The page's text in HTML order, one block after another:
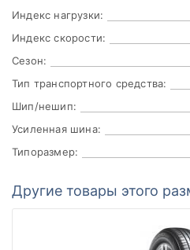
Индекс нагрузки:
Индекс скорости:
Сезон:
Тип транспортного средства:
Шип/нешип:
Усиленная шина:
Типоразмер:
Другие товары этого